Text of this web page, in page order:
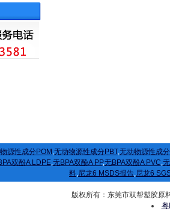
源性成分POM ,无动物源性成分PBT,无动物源性成
双酚A LDPE,无BPA双酚A PP,无BPA双酚A PVC,
料,尼龙6 MSDS报告,尼龙6
版权所有：东莞市双帮塑胶